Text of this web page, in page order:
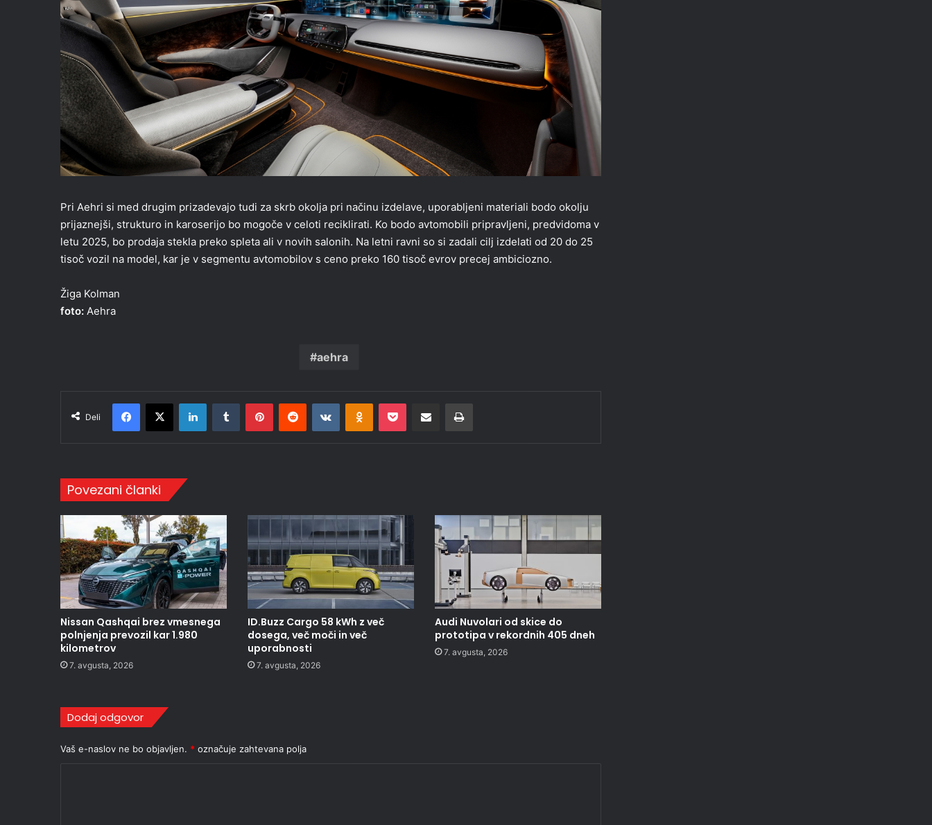
Pri Aehri si med drugim prizadevajo tudi za skrb okolja pri načinu izdelave, uporabljeni materiali bodo okolju
prijaznejši, strukturo in karoserijo bo mogoče v celoti reciklirati. Ko bodo avtomobili pripravljeni, predvidoma v
letu 2025, bo prodaja stekla preko spleta ali v novih salonih. Na letni ravni so si zadali cilj izdelati od 20 do 25
tisoč vozil na model, kar je v segmentu avtomobilov s ceno preko 160 tisoč evrov precej ambiciozno.
Žiga Kolman
foto: Aehra
aehra
Deli
Facebook
X LinkedInTumblr PinterestReddit VKontakteOdnoklassniki
Pocket Deli po epošti Natisni
Povezani članki
Nissan Qashqai brez vmesnega
polnjenja prevozil kar 1.980
kilometrov
7. avgusta, 2026
ID.Buzz Cargo 58 kWh z več
dosega, več moči in več
uporabnosti
7. avgusta, 2026
Audi Nuvolari od skice do
prototipa v rekordnih 405 dneh
7. avgusta, 2026
Dodaj odgovor
Vaš e-naslov ne bo objavljen. * označuje zahtevana polja